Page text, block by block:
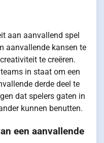
aan aanvallend spel
aanvallende kansen te
te creëren.
in staat om een
derde deel te
dat spelers gaten in
kunnen benutten.
een aanvallende